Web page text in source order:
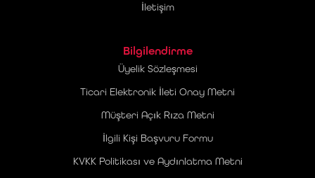
İletişim
Bilgilendirme
Üyelik Sözleşmesi
Ticari Elektronik İleti Onay Metni
Müşteri Açık Rıza Metni
İlgili Kişi Başvuru Formu
KVKK Politikası ve Aydınlatma Metni